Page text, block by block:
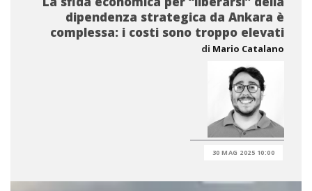
dipendenza strategica da Ankara è
complessa: i costi sono troppo elevati
di Mario Catalano
30 MAG 2025 10:00